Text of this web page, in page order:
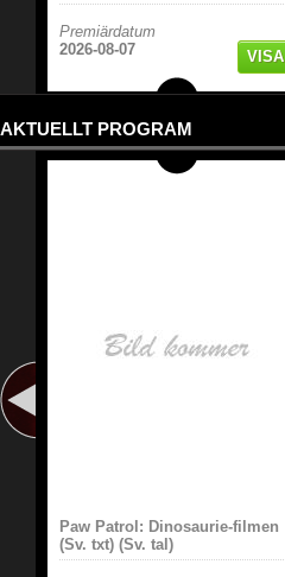
Premiärdatum
2026-08-07
VISA
AKTUELLT PROGRAM
Paw Patrol: Dinosaurie-filmen
(Sv. txt) (Sv. tal)